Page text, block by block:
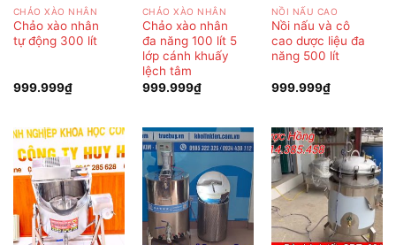
CHẢO XÀO NHÂN
Chảo xào nhân
tự động 300 lít
999.999₫
CHẢO XÀO NHÂN
Chảo xào nhân
đa năng 100 lít 5
lớp cánh khuấy
lệch tâm
999.999₫
NỒI NẤU CAO
Nồi nấu và cô
cao dược liệu đa
năng 500 lít
999.999₫